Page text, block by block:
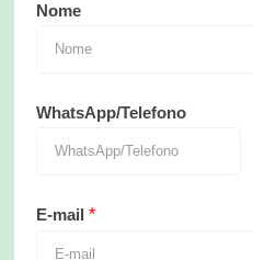
Nome
WhatsApp/Telefono
E-mail*